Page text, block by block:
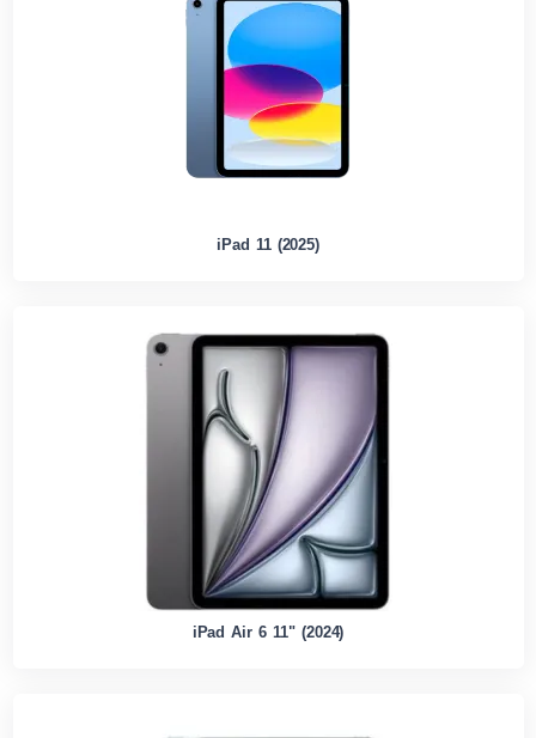
iPad 11 (2025)
iPad Air 6 11" (2024)